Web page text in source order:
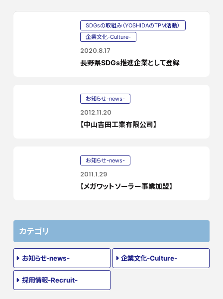
SDGsの取組み（YOSHIDAのTPM活動）
企業文化-Culture-
2020.8.17
長野県SDGs推進企業として登録
お知らせ-news-
2012.11.20
【中山吉田工業有限公司】
お知らせ-news-
2011.1.29
【メガワットソーラー事業加盟】
カテゴリ
お知らせ-news- 企業文化-Culture-
採用情報-Recruit-